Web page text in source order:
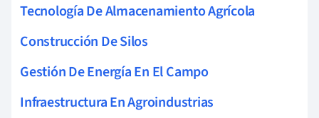
Tecnología De Almacenamiento Agrícola
Construcción De Silos
Gestión De Energía En El Campo
Infraestructura En Agroindustrias